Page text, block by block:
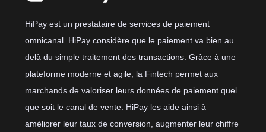
HiPay est un prestataire de services de paiement
omnicanal. HiPay considère que le paiement va bien au
delà du simple traitement des transactions. Grâce à une
plateforme moderne et agile, la Fintech permet aux
marchands de valoriser leurs données de paiement quel
que soit le canal de vente. HiPay les aide ainsi à
améliorer leur taux de conversion, augmenter leur chiffre